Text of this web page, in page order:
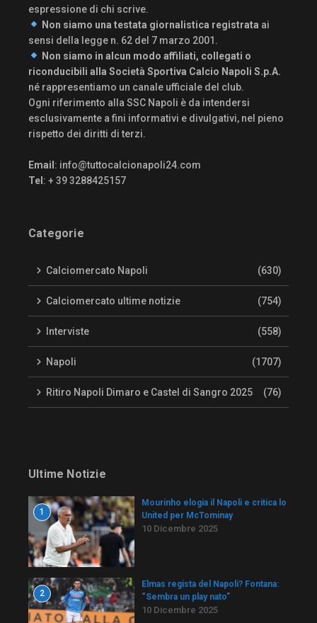
espressione di chi scrive.
Non siamo una testata giornalistica registrata ai
sensi della legge n. 62 del 7 marzo 2001.
Non siamo in alcun modo affiliati, collegati o
riconducibili alla Società Sportiva Calcio Napoli S.p.A.
né rappresentiamo un canale ufficiale del club.
Ogni riferimento alla SSC Napoli è da intendersi
esclusivamente a fini informativi e divulgativi, nel pieno
rispetto dei diritti di terzi.
Email : info@tuttocalcionapoli24.com
Tel : + 39 3288425157
Categorie
Calciomercato Napoli (630)
Calciomercato ultime notizie (754)
Interviste (558)
Napoli (1707)
Ritiro Napoli Dimaro e Castel di Sangro 2025 (76)
Ultime Notizie
1
Mourinho elogia il Napoli e critica lo
United per McTominay
10 Dicembre 2025
2
Elmas regista del Napoli? Fontana:
“Sembra un play nato”
10 Dicembre 2025